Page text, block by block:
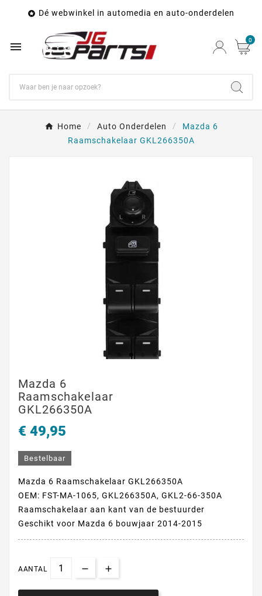
 Dé webwinkel in automedia en auto-onderdelen
 0
Home Auto Onderdelen
Mazda 6
Raamschakelaar GKL266350A
Mazda 6
Raamschakelaar
GKL266350A
€ 49,95
Bestelbaar
Mazda 6 Raamschakelaar GKL266350A
OEM: FST-MA-1065, GKL266350A, GKL2-66-350A
Raamschakelaar aan kant van de bestuurder
Geschikt voor Mazda 6 bouwjaar 2014-2015
AANTAL